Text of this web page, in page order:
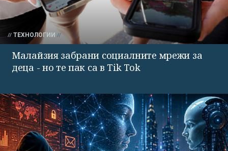
ТЕХНОЛОГИИ
Малайзия забрани социалните мрежи за
деца - но те пак са в Tik Tok